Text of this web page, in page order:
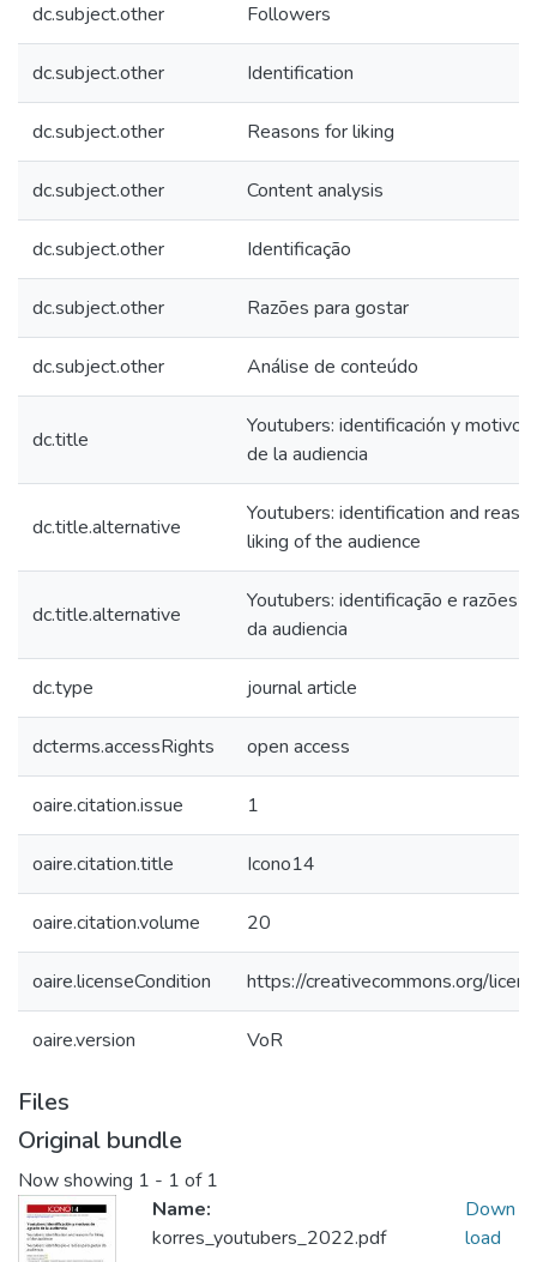
dc.subject.other Followers
dc.subject.other Identification
dc.subject.other Reasons for liking
dc.subject.other Content analysis
dc.subject.other Identificação
dc.subject.other Razões para gostar
dc.subject.other Análise de conteúdo
dc.title
Youtubers: identificación y
de la audiencia
dc.title.alternative
Youtubers: identification and
liking of the audience
dc.title.alternative
Youtubers: identificação e razões
da audiencia
dc.type journal article
dcterms.accessRights open access
oaire.citation.issue 1
oaire.citation.title Icono14
oaire.citation.volume 20
oaire.licenseCondition https://creativecommons.org/
oaire.version VoR
Files
Original bundle
Now showing 1 - 1 of 1
Name:
korres_youtubers_2022.pdf
Down
load